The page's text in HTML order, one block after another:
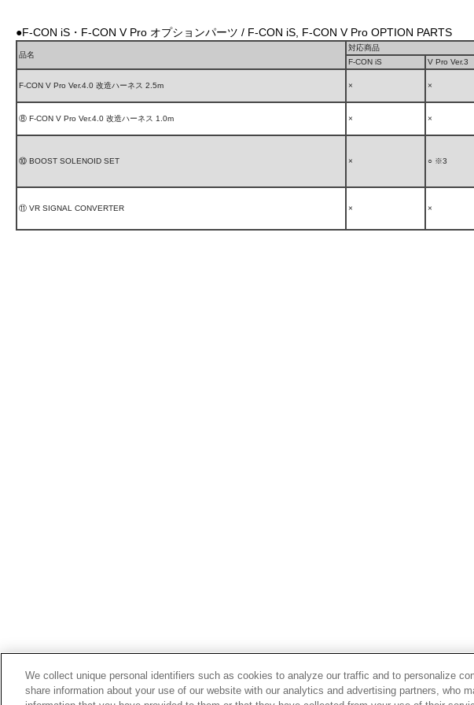
●F-CON iS・F-CON V Pro オプションパーツ / F-CON iS, F-CON V Pro OPTION PARTS
品名
対応商品
F-CON iS
V Pro Ver.3
F-CON V Pro Ver.4.0 改造ハーネス 2.5m × ×
⑧ F-CON V Pro Ver.4.0 改造ハーネス 1.0m × ×
⑩ BOOST SOLENOID SET × ○ ※3
⑪ VR SIGNAL CONVERTER × ×
We collect unique personal identifiers such as cookies to analyze our traffic and to personalize
share information about your use of our website with our analytics and advertising partners, who